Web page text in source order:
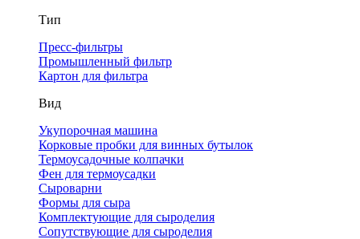
Тип
Пресс-фильтры
Промышленный фильтр
Картон для фильтра
Вид
Укупорочная машина
Корковые пробки для винных бутылок
Термоусадочные колпачки
Фен для термоусадки
Сыроварни
Формы для сыра
Комплектующие для сыроделия
Сопутствующие для сыроделия